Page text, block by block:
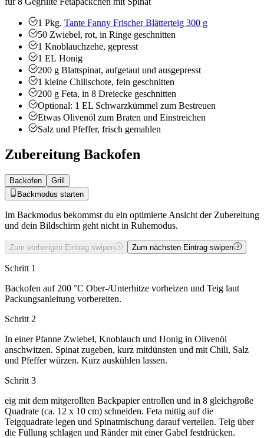
1 Pkg. Tante Fanny Frischer Blätterteig 300 g
50 Zwiebel, rot, in Ringe geschnitten
1 Knoblauchzehe, gepresst
1 EL Honig
200 g Blattspinat, aufgetaut und ausgepresst
1 kleine Chilischote, fein geschnitten
200 g Feta, in 8 Dreiecke geschnitten
Optional: 1 EL Schwarzkümmel zum Bestreuen
Etwas Olivenöl zum Braten und Einstreichen
Salz und Pfeffer, frisch gemahlen
Zubereitung Backofen
Backofen
Grill
Backmodus starten
Im Backmodus bekommst du ein optimierte Ansicht der Zubereitung
und dein Bildschirm geht nicht in Ruhemodus.
Zum vorherigen Eintrag swipen Zum nächsten Eintrag swipen
Schritt 1
Backofen auf 200 °C Ober-/Unterhitze vorheizen und Teig laut
Packungsanleitung vorbereiten.
Schritt 2
In einer Pfanne Zwiebel, Knoblauch und Honig in Olivenöl
anschwitzen. Spinat zugeben, kurz mitdünsten und mit Chili, Salz
und Pfeffer würzen. Kurz auskühlen lassen.
Schritt 3
eig mit dem mitgerollten Backpapier entrollen und in 8 gleichgroße
Quadrate (ca. 12 x 10 cm) schneiden. Feta mittig auf die
Teigquadrate legen und Spinatmischung darauf verteilen. Teig über
die Füllung schlagen und Ränder mit einer Gabel festdrücken.